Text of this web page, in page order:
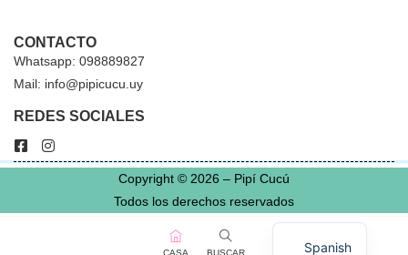
CONTACTO
Whatsapp: 098889827
Mail: info@pipicucu.uy
REDES SOCIALES
Copyright © 2026 – Pipí Cucú
Todos los derechos reservados
CASA BUSCAR Spanish